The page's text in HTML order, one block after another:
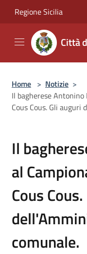
Regione Sicilia
Città
Home > Notizie >
Il bagherese
Cous Cous. Gli
Il
al
Cous
comunale.